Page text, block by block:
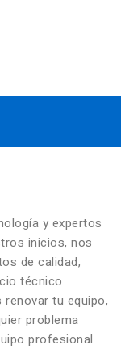
y expertos
inicios, nos
de calidad,
técnico
tu equipo,
problema
profesional